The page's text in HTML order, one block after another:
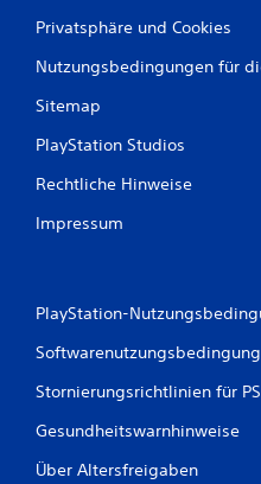
Privatsphäre und Cookies
Nutzungsbedingungen für
Sitemap
PlayStation Studios
Rechtliche Hinweise
Impressum
PlayStation-
Stornierungsrichtlinien für
Gesundheitswarnhinweise
Über Altersfreigaben